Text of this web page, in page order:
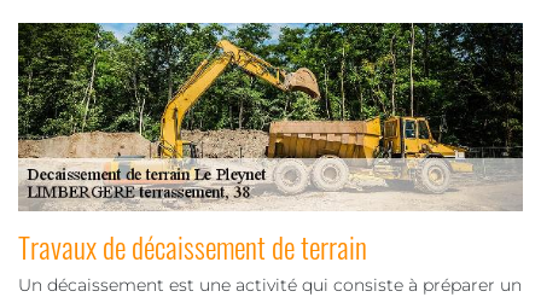
Travaux de décaissement de terrain
Un décaissement est une activité qui consiste à préparer un